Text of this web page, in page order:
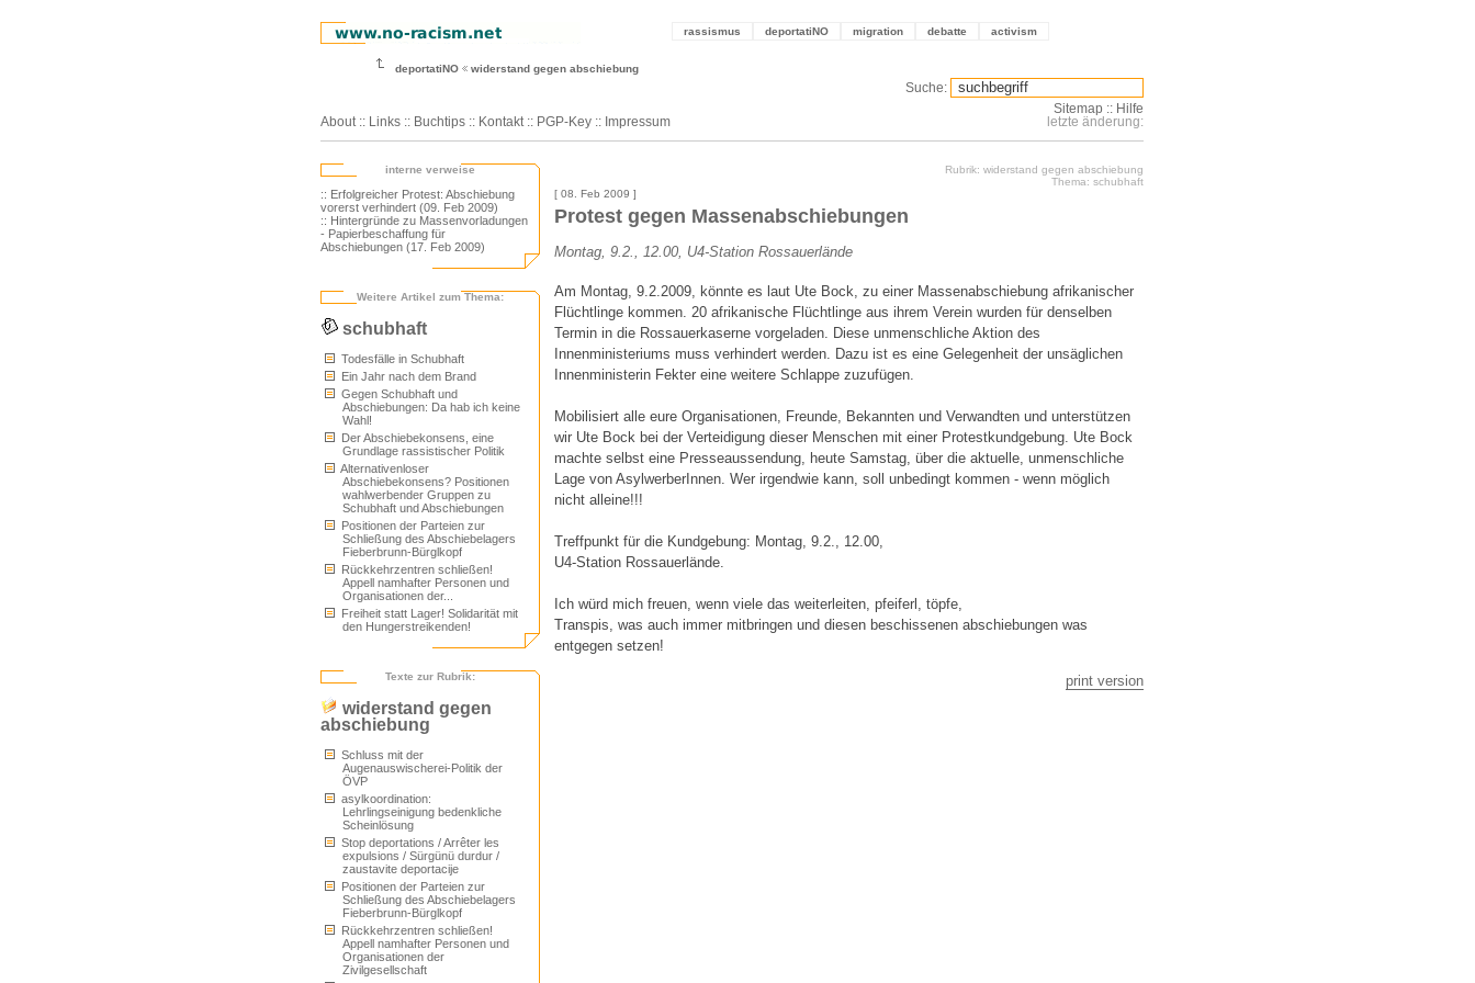
rassismus deportatiNO migration debatte activism
deportatiNO widerstand gegen abschiebung
About :: Links :: Buchtips :: Kontakt :: PGP-Key :: Impressum
Suche:
Sitemap :: Hilfe
letzte änderung:
interne verweise
:: Erfolgreicher Protest: Abschiebung
vorerst verhindert (09. Feb 2009)
:: Hintergründe zu Massenvorladungen
- Papierbeschaffung für
Abschiebungen (17. Feb 2009)
Weitere Artikel zum Thema:
schubhaft
Todesfälle in Schubhaft
Ein Jahr nach dem Brand
Gegen Schubhaft und
Abschiebungen: Da hab ich keine
Wahl!
Der Abschiebekonsens, eine
Grundlage rassistischer Politik
Alternativenloser
Abschiebekonsens? Positionen
wahlwerbender Gruppen zu
Schubhaft und Abschiebungen
Positionen der Parteien zur
Schließung des Abschiebelagers
Fieberbrunn-Bürglkopf
Rückkehrzentren schließen!
Appell namhafter Personen und
Organisationen der...
Freiheit statt Lager! Solidarität mit
den Hungerstreikenden!
Texte zur Rubrik:
widerstand gegen
abschiebung
Schluss mit der
Augenauswischerei-Politik der
ÖVP
asylkoordination:
Lehrlingseinigung bedenkliche
Scheinlösung
Stop deportations / Arrêter les
expulsions / Sürgünü durdur /
zaustavite deportacije
Positionen der Parteien zur
Schließung des Abschiebelagers
Fieberbrunn-Bürglkopf
Rückkehrzentren schließen!
Appell namhafter Personen und
Organisationen der
Zivilgesellschaft
Rubrik: widerstand gegen abschiebung
Thema: schubhaft
[ 08. Feb 2009 ]
Protest gegen Massenabschiebungen
Montag, 9.2., 12.00, U4-Station Rossauerlände
Am Montag, 9.2.2009, könnte es laut Ute Bock, zu einer Massenabschiebung afrikanischer
Flüchtlinge kommen. 20 afrikanische Flüchtlinge aus ihrem Verein wurden für denselben
Termin in die Rossauerkaserne vorgeladen. Diese unmenschliche Aktion des
Innenministeriums muss verhindert werden. Dazu ist es eine Gelegenheit der unsäglichen
Innenministerin Fekter eine weitere Schlappe zuzufügen.
Mobilisiert alle eure Organisationen, Freunde, Bekannten und Verwandten und unterstützen
wir Ute Bock bei der Verteidigung dieser Menschen mit einer Protestkundgebung. Ute Bock
machte selbst eine Presseaussendung, heute Samstag, über die aktuelle, unmenschliche
Lage von AsylwerberInnen. Wer irgendwie kann, soll unbedingt kommen - wenn möglich
nicht alleine!!!
Treffpunkt für die Kundgebung: Montag, 9.2., 12.00,
U4-Station Rossauerlände.
Ich würd mich freuen, wenn viele das weiterleiten, pfeiferl, töpfe,
Transpis, was auch immer mitbringen und diesen beschissenen abschiebungen was
entgegen setzen!
print version